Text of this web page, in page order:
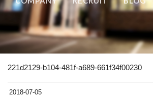
221d2129-b104-481f-a689-661f34f00230
2018-07-05